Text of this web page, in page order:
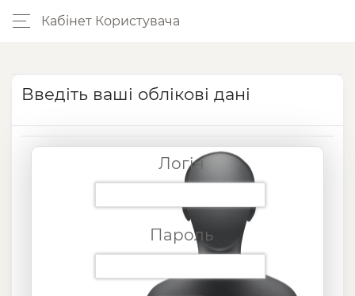
Кабінет Користувача
Введіть ваші облікові дані
Логін
Пароль